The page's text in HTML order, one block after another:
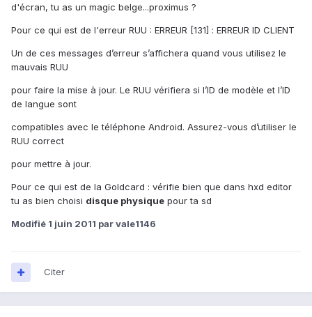
d'écran, tu as un magic belge...proximus ?
Pour ce qui est de l'erreur RUU : ERREUR [131] : ERREUR ID CLIENT
Un de ces messages d’erreur s’affichera quand vous utilisez le
mauvais RUU
pour faire la mise à jour. Le RUU vérifiera si l’ID de modèle et l’ID
de langue sont
compatibles avec le téléphone Android. Assurez-vous d’utiliser le
RUU correct
pour mettre à jour.
Pour ce qui est de la Goldcard : vérifie bien que dans hxd editor
tu as bien choisi disque physique pour ta sd
Modifié 1 juin 2011 par vale1146
Citer